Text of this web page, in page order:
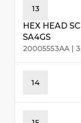
13
HEX HEAD
SA4GS
20005553AA |
14